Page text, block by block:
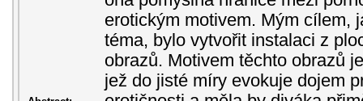
erotickým motivem. Mým cílem,
téma, bylo vytvořit instalaci z
obrazů. Motivem těchto obrazů
jež do jisté míry evokuje dojem